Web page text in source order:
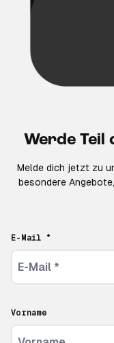
Werde Teil
Melde dich jetzt zu
besondere
E-Mail *
Vorname